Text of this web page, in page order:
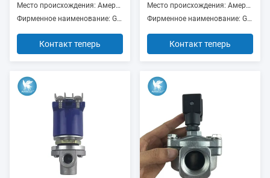
Место происхождения: Америка
Фирменное наименование: Graco or Verder
Контакт теперь
Место происхождения: Америка
Фирменное наименование: Graco or Verder
Контакт теперь